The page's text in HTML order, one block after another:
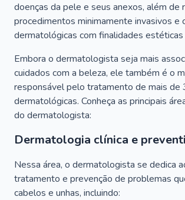
doenças da pele e seus anexos, além de
procedimentos minimamente invasivos e
dermatológicas com finalidades
Embora o dermatologista seja mais
cuidados com a beleza, ele também é o
responsável pelo tratamento de mais de
dermatológicas. Conheça as principais
do dermatologista:
Dermatologia clínica e
Nessa área, o dermatologista se dedica
tratamento e prevenção de problemas
cabelos e unhas, incluindo: